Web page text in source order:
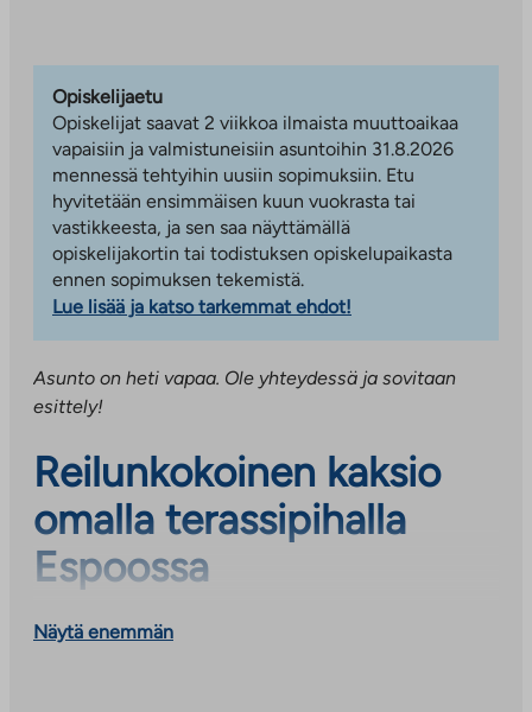
Opiskelijaetu
Opiskelijat saavat 2 viikkoa ilmaista muuttoaikaa
vapaisiin ja valmistuneisiin asuntoihin 31.8.2026
mennessä tehtyihin uusiin sopimuksiin. Etu
hyvitetään ensimmäisen kuun vuokrasta tai
vastikkeesta, ja sen saa näyttämällä
opiskelijakortin tai todistuksen opiskelupaikasta
ennen sopimuksen tekemistä.
Lue lisää ja katso tarkemmat ehdot!
Asunto on heti vapaa. Ole yhteydessä ja sovitaan
esittely!
Reilunkokoinen kaksio
omalla terassipihalla
Espoossa
Tässä 59 m²:n asumisoikeuskodissa on toimiva
Näytä enemmän